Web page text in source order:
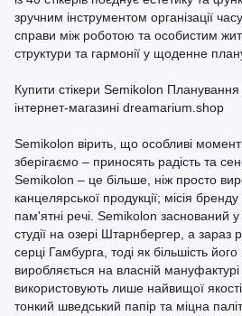
зручним інструментом організації
справи між роботою та особистим
структури та гармонії у щоденне
Купити стікери Semikolon
інтернет-магазині dreamarium.shop
Semikolon вірить, що особливі
зберігаємо – приносять радість та
Semikolon – це більше, ніж просто
канцелярської продукції; місія
пам'ятні речі. Semikolon заснований
студії на озері Штарнбергер, а
серці Гамбурга, тоді як більшість
виробляється на власній
використовують лише найвищої
тонкий шведський папір та міцна